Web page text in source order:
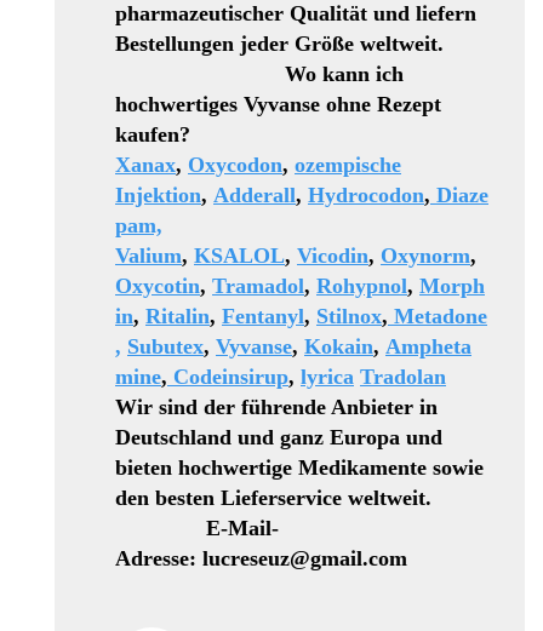
pharmazeutischer Qualität und liefern
Bestellungen jeder Größe weltweit.
Wo kann ich
hochwertiges Vyvanse ohne Rezept
kaufen?
Xanax, Oxycodon, ozempische
Injektion, Adderall, Hydrocodon, Diaze
pam,
Valium, KSALOL, Vicodin, Oxynorm,
Oxycotin, Tramadol, Rohypnol, Morph
in, Ritalin, Fentanyl, Stilnox, Metadone
, Subutex, Vyvanse, Kokain, Ampheta
mine, Codeinsirup, lyrica Tradolan
Wir sind der führende Anbieter in
Deutschland und ganz Europa und
bieten hochwertige Medikamente sowie
den besten Lieferservice weltweit.
E-Mail-
Adresse: lucreseuz@gmail.com